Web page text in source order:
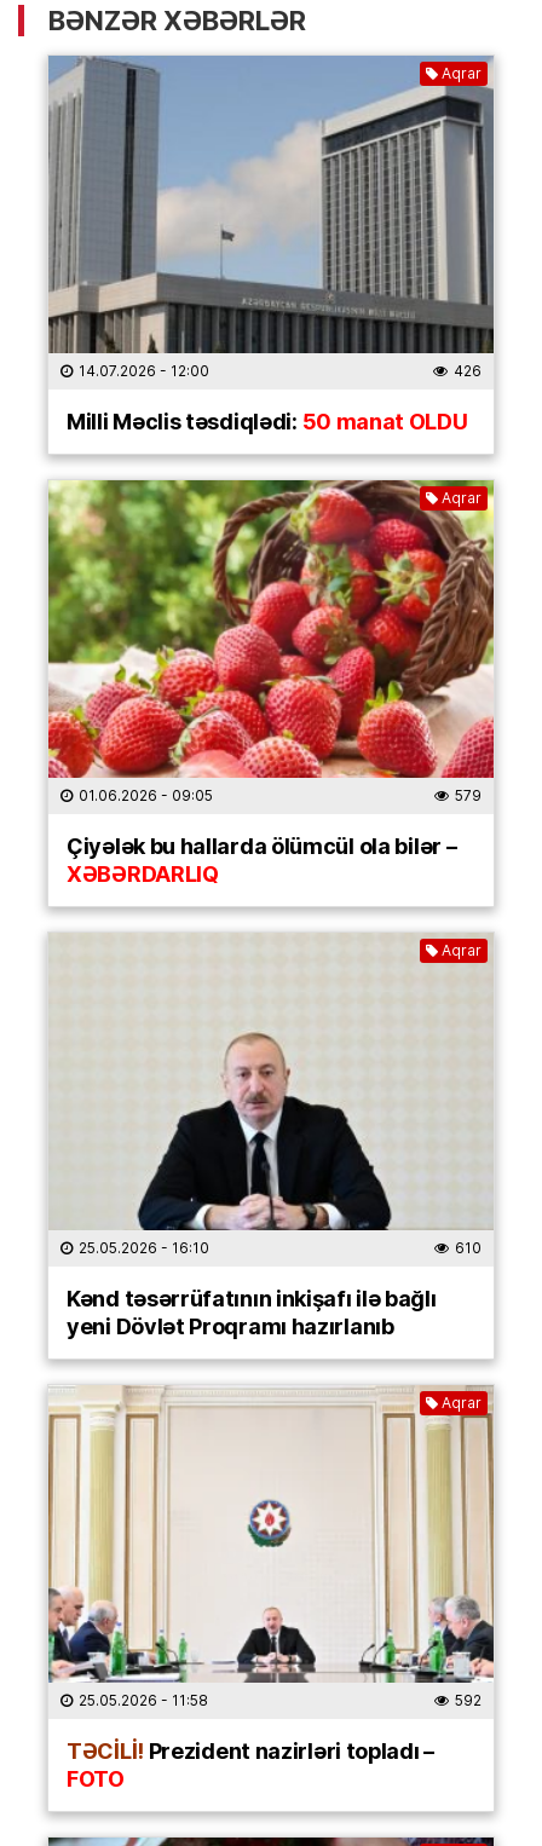
BƏNZƏR XƏBƏRLƏR
Aqrar
14.07.2026 - 12:00 426
Milli Məclis təsdiqlədi: 50 manat OLDU
Aqrar
01.06.2026 - 09:05 579
Çiyələk bu hallarda ölümcül ola bilər –
XƏBƏRDARLIQ
Aqrar
25.05.2026 - 16:10 610
Kənd təsərrüfatının inkişafı ilə bağlı
yeni Dövlət Proqramı hazırlanıb
Aqrar
25.05.2026 - 11:58 592
TƏCİLİ! Prezident nazirləri topladı –
FOTO